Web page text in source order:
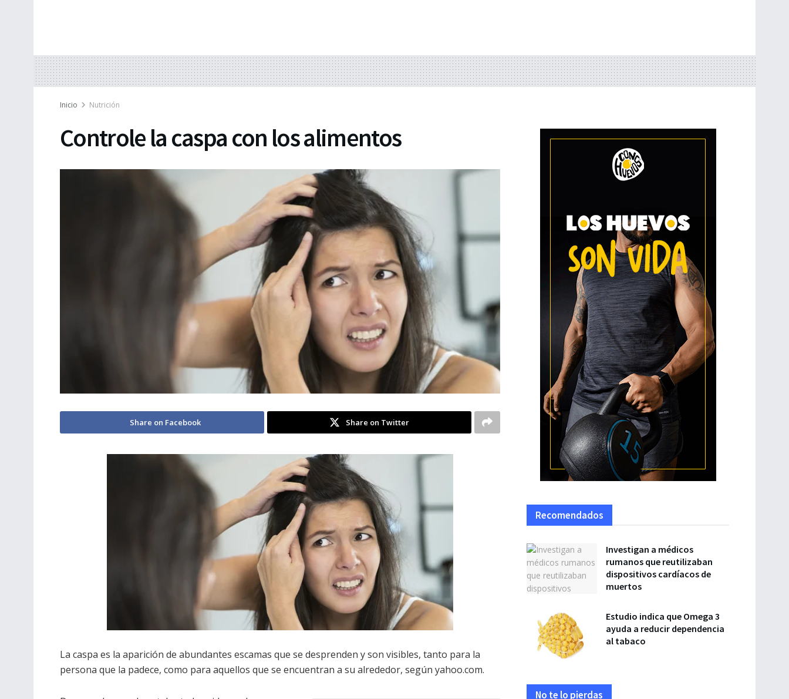
Inicio Nutrición
Controle la caspa con los alimentos
Share on Facebook Share on Twitter
La caspa es la aparición de abundantes escamas que se desprenden y son visibles, tanto para la
persona que la padece, como para aquellos que se encuentran a su alrededor, según yahoo.com.
Recomendados
Investigan a médicos
rumanos que reutilizaban
dispositivos cardíacos de
muertos
Estudio indica que Omega 3
ayuda a reducir dependencia
al tabaco
No te lo pierdas